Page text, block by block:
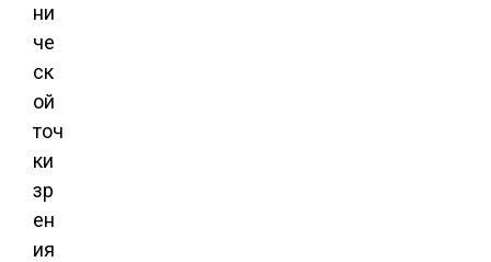
ни
че
ск
ой
точ
ки
зр
ен
ия